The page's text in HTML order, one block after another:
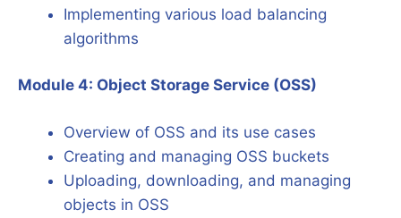
Implementing various load balancing
algorithms
Module 4: Object Storage Service (OSS)
Overview of OSS and its use cases
Creating and managing OSS buckets
Uploading, downloading, and managing
objects in OSS